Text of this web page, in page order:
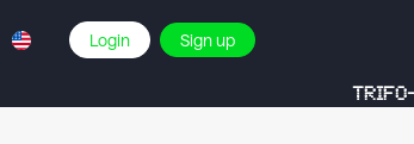
Login Sign up
TRIFO-